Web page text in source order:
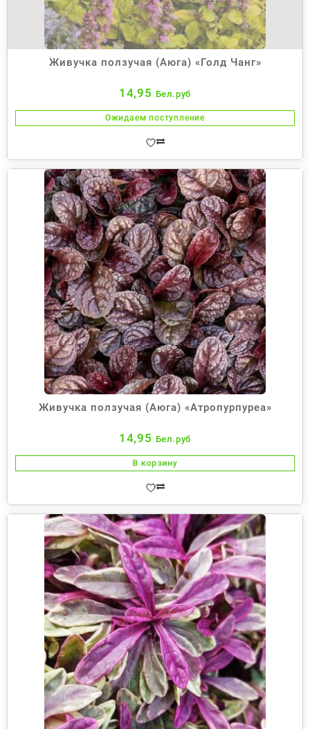
Живучка ползучая (Аюга) «Голд Чанг»
14,95 Бел.руб
Ожидаем поступление
Живучка ползучая (Аюга) «Атропурпуреа»
14,95 Бел.руб
В корзину